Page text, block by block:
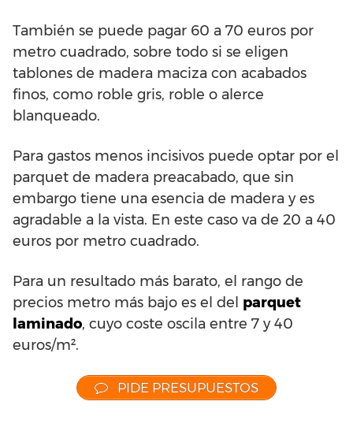
También se puede pagar 60 a 70 euros por
metro cuadrado, sobre todo si se eligen
tablones de madera maciza con acabados
finos, como roble gris, roble o alerce
blanqueado.
Para gastos menos incisivos puede optar por el
parquet de madera preacabado, que sin
embargo tiene una esencia de madera y es
agradable a la vista. En este caso va de 20 a 40
euros por metro cuadrado.
Para un resultado más barato, el rango de
precios metro más bajo es el del parquet
laminado, cuyo coste oscila entre 7 y 40
euros/m².
PIDE PRESUPUESTOS